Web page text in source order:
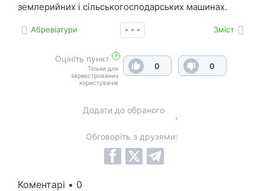
землерийних і сільськогосподарських машинах.
Абревіатури Зміст
Оцініть пункт ?
Тільки для
зареєстрованих
користувачів
0 0
Додати до обраного
Обговоріть з друзями:
Коментарі • 0